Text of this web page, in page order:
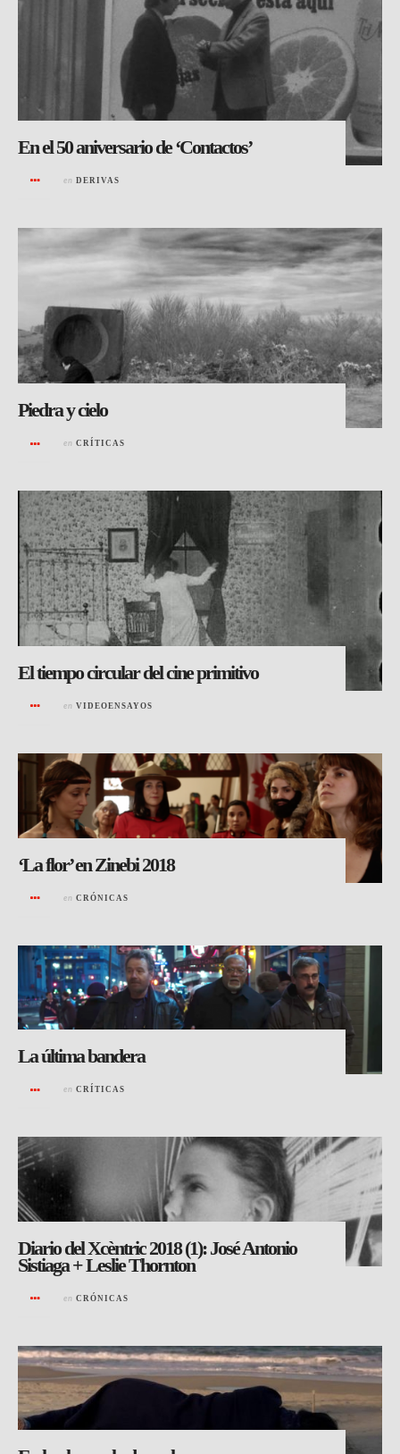
En el 50 aniversario de ‘Contactos’
en DERIVAS
Piedra y cielo
en CRÍTICAS
El tiempo circular del cine primitivo
en VIDEOENSAYOS
‘La flor’ en Zinebi 2018
en CRÓNICAS
La última bandera
en CRÍTICAS
Diario del Xcèntric 2018 (1): José Antonio
Sistiaga + Leslie Thornton
en CRÓNICAS